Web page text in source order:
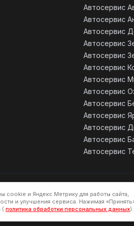
Автосервис
Автосервис
Автосервис
Автосервис
Автосервис
Автосервис
Автосервис
Автосервис
Автосервис
Автосервис
Автосервис
Автосервис
Автосервис
персональных данныхСогласие на
cookie и Яндекс.Метрику для работы сайта,
и улучшения сервиса. Нажимая
( политика обработки персональных данных).